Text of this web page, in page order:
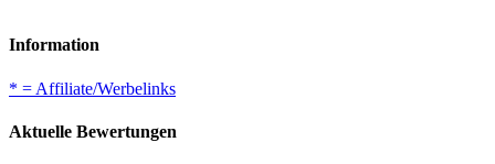
Information
* = Affiliate/Werbelinks
Aktuelle Bewertungen